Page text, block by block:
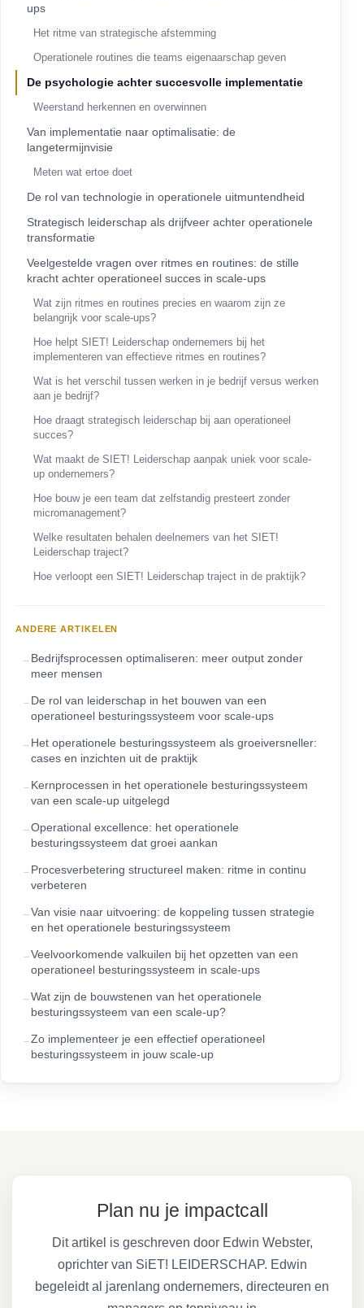
ups
Het ritme van strategische afstemming
Operationele routines die teams eigenaarschap geven
De psychologie achter succesvolle implementatie
Weerstand herkennen en overwinnen
Van implementatie naar optimalisatie: de
langetermijnvisie
Meten wat ertoe doet
De rol van technologie in operationele uitmuntendheid
Strategisch leiderschap als drijfveer achter operationele
transformatie
Veelgestelde vragen over ritmes en routines: de stille
kracht achter operationeel succes in scale-ups
Wat zijn ritmes en routines precies en waarom zijn ze
belangrijk voor scale-ups?
Hoe helpt SIET! Leiderschap ondernemers bij het
implementeren van effectieve ritmes en routines?
Wat is het verschil tussen werken in je bedrijf versus werken
aan je bedrijf?
Hoe draagt strategisch leiderschap bij aan operationeel
succes?
Wat maakt de SIET! Leiderschap aanpak uniek voor scale-
up ondernemers?
Hoe bouw je een team dat zelfstandig presteert zonder
micromanagement?
Welke resultaten behalen deelnemers van het SIET!
Leiderschap traject?
Hoe verloopt een SIET! Leiderschap traject in de praktijk?
ANDERE ARTIKELEN
Bedrijfsprocessen optimaliseren: meer output zonder
meer mensen
De rol van leiderschap in het bouwen van een
operationeel besturingssysteem voor scale-ups
Het operationele besturingssysteem als groeiversneller:
cases en inzichten uit de praktijk
Kernprocessen in het operationele besturingssysteem
van een scale-up uitgelegd
Operational excellence: het operationele
besturingssysteem dat groei aankan
Procesverbetering structureel maken: ritme in continu
verbeteren
Van visie naar uitvoering: de koppeling tussen strategie
en het operationele besturingssysteem
Veelvoorkomende valkuilen bij het opzetten van een
operationeel besturingssysteem in scale-ups
Wat zijn de bouwstenen van het operationele
besturingssysteem van een scale-up?
Zo implementeer je een effectief operationeel
besturingssysteem in jouw scale-up
Plan nu je impactcall
Dit artikel is geschreven door Edwin Webster,
oprichter van SiET! LEIDERSCHAP. Edwin
begeleidt al jarenlang ondernemers, directeuren en